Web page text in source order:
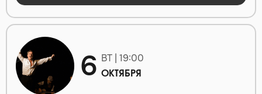
6 ВТ | 19:00
ОКТЯБРЯ